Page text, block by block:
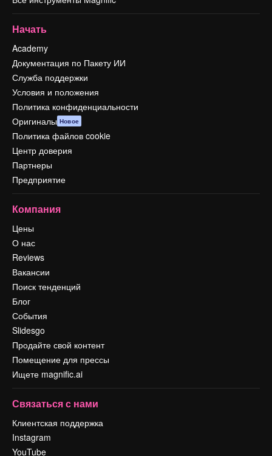
Начать
Academy
Документация по Пакету ИИ
Служба поддержки
Условия и положения
Политика конфиденциальности
Оригиналы Новое
Политика файлов cookie
Центр доверия
Партнеры
Предприятие
Компания
Цены
О нас
Reviews
Вакансии
Поиск тенденций
Блог
События
Slidesgo
Продайте свой контент
Помещение для прессы
Ищете magnific.ai
Связаться с нами
Клиентская поддержка
Instagram
YouTube